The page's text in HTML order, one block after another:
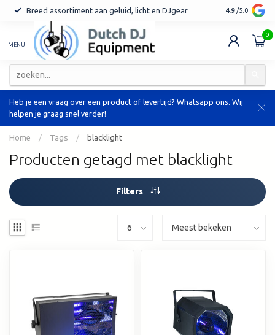
Breed assortiment aan geluid, licht en DJgear Tot 7 jaar
4.9 /5.0
MENU
0
Heb je een vraag over een product of levertijd? Whatsapp ons. Wij
helpen je graag snel verder!
Home / Tags / blacklight
Producten getagd met blacklight
Filters